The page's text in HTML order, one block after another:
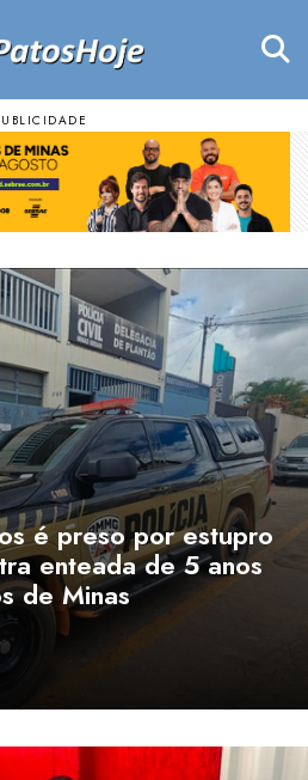
é preso por estupro
enteada de 5 anos
de Minas